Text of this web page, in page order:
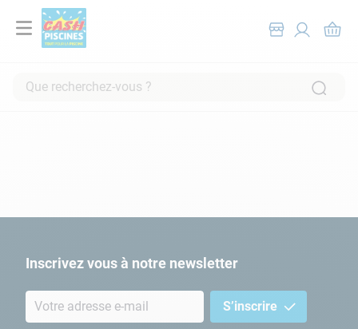
Que recherchez-vous ?
Inscrivez vous à notre newsletter
S’inscrire
5
7.
aspirateur piscine